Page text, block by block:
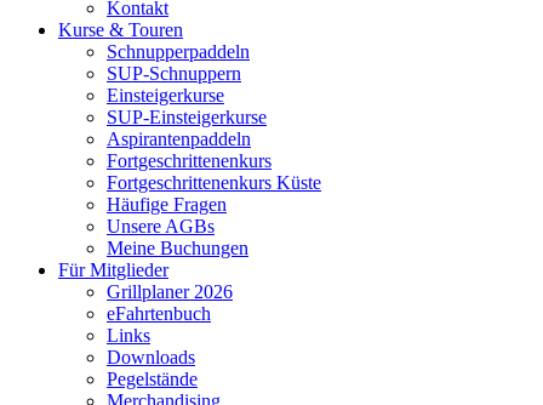
Kontakt
Kurse & Touren
Schnupperpaddeln
SUP-Schnuppern
Einsteigerkurse
SUP-Einsteigerkurse
Aspirantenpaddeln
Fortgeschrittenenkurs
Fortgeschrittenenkurs Küste
Häufige Fragen
Unsere AGBs
Meine Buchungen
Für Mitglieder
Grillplaner 2026
eFahrtenbuch
Links
Downloads
Pegelstände
Merchandising